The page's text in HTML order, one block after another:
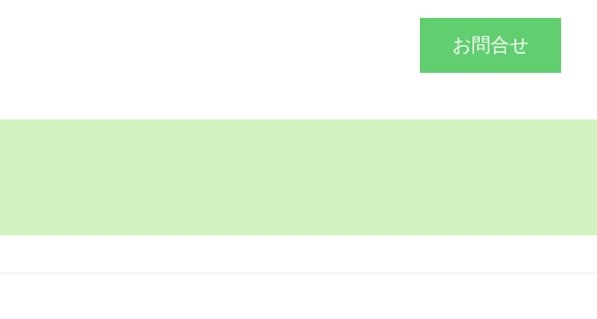
お問合せ